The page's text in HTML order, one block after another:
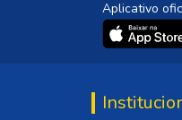
Aplicativo